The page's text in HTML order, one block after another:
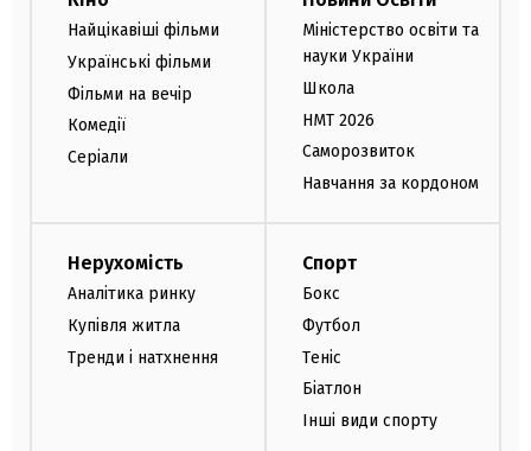
Найцікавіші фільми
Українські фільми
Фільми на вечір
Комедії
Серіали
Міністерство освіти та
науки України
Школа
НМТ 2026
Саморозвиток
Навчання за кордоном
Нерухомість
Аналітика ринку
Купівля житла
Тренди і натхнення
Спорт
Бокс
Футбол
Теніс
Біатлон
Інші види спорту